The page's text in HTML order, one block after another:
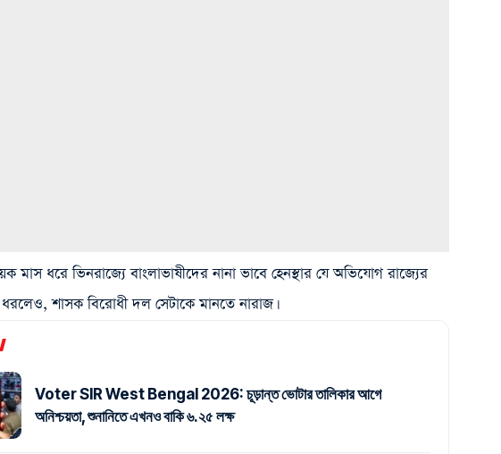
মাস ধরে ভিনরাজ্যে বাংলাভাষীদের নানা ভাবে হেনস্থার যে অভিযোগ রাজ্যের
শাসক বিরোধী দল সেটাকে মানতে নারাজ।
Voter SIR West Bengal 2026: চূড়ান্ত ভোটার তালিকার আগে
অনিশ্চয়তা, শুনানিতে এখনও বাকি ৬.২৫ লক্ষ